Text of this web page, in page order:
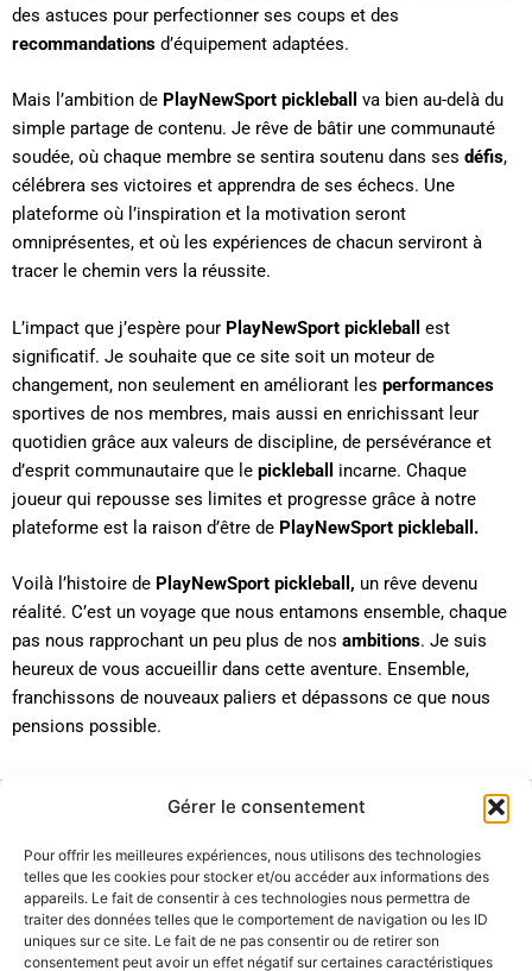
Gérer le consentement
Pour offrir les meilleures expériences, nous utilisons des technologies
telles que les cookies pour stocker et/ou accéder aux informations des
appareils. Le fait de consentir à ces technologies nous permettra de
traiter des données telles que le comportement de navigation ou les ID
uniques sur ce site. Le fait de ne pas consentir ou de retirer son
consentement peut avoir un effet négatif sur certaines caractéristiques
des astuces pour perfectionner ses coups et des
recommandations d’équipement adaptées.
Mais l’ambition de PlayNewSport pickleball
va bien au-delà du
simple partage de contenu. Je rêve de bâtir une communauté
soudée, où chaque membre se sentira soutenu dans ses défis,
célébrera ses victoires et apprendra de ses échecs. Une
plateforme où l’inspiration et la motivation seront
omniprésentes, et où les expériences de chacun serviront à
tracer le chemin vers la réussite.
L’impact que j’espère pour PlayNewSport pickleball
est
significatif. Je souhaite que ce site soit un moteur de
changement, non seulement en améliorant les performances
sportives de nos membres, mais aussi en enrichissant leur
quotidien grâce aux valeurs de discipline, de persévérance et
d’esprit communautaire que le pickleball
incarne. Chaque
joueur qui repousse ses limites et progresse grâce à notre
plateforme est la raison d’être de PlayNewSport pickleball.
Voilà l’histoire de PlayNewSport pickleball, un rêve devenu
réalité. C’est un voyage que nous entamons ensemble, chaque
pas nous rapprochant un peu plus de nos ambitions. Je suis
heureux de vous accueillir dans cette aventure. Ensemble,
franchissons de nouveaux paliers et dépassons ce que nous
pensions possible.
Contact
Mentions légales
Plandesite
Conditions générales d’utilisation